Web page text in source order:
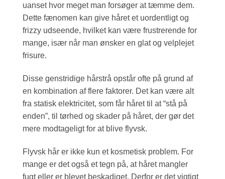
uanset hvor meget man forsøger at tæmme dem.
Dette fænomen kan give håret et uordentligt og
frizzy udseende, hvilket kan være frustrerende for
mange, især når man ønsker en glat og velplejet
frisure.
Disse genstridige hårstrå opstår ofte på grund af
en kombination af flere faktorer. Det kan være alt
fra statisk elektricitet, som får håret til at “stå på
enden”, til tørhed og skader på håret, der gør det
mere modtageligt for at blive flyvsk.
Flyvsk hår er ikke kun et kosmetisk problem. For
mange er det også et tegn på, at håret mangler
fugt eller er blevet beskadiget. Derfor er det vigtigt